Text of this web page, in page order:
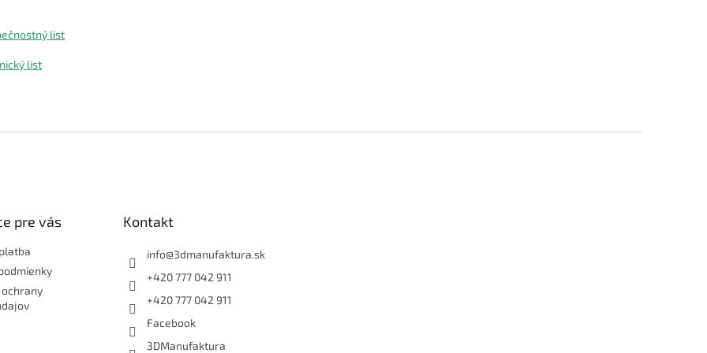
list
list
pre vás
ochrany
Kontakt
info@3dmanufaktura.sk
+420 777 042 911
+420 777 042 911
Facebook
3DManufaktura